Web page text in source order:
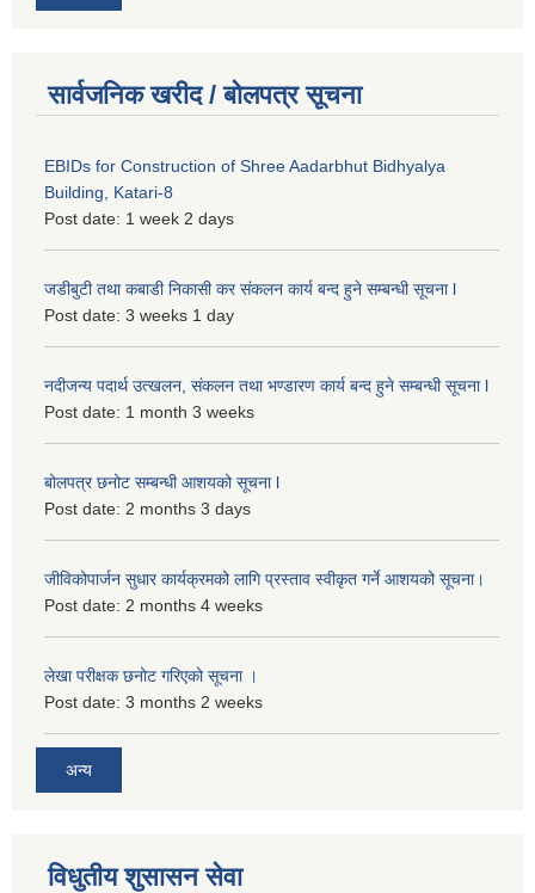
सार्वजनिक खरीद / बोलपत्र सूचना
EBIDs for Construction of Shree Aadarbhut Bidhyalya
Building, Katari-8
Post date: 1 week 2 days
जडीबुटी तथा कबाडी निकासी कर संकलन कार्य बन्द हुने सम्बन्धी सूचना l
Post date: 3 weeks 1 day
नदीजन्य पदार्थ उत्खलन, संकलन तथा भण्डारण कार्य बन्द हुने सम्बन्धी सूचना l
Post date: 1 month 3 weeks
बोलपत्र छनोट सम्बन्धी आशयको सूचना l
Post date: 2 months 3 days
जीविकोपार्जन सुधार कार्यक्रमको लागि प्रस्ताव स्वीकृत गर्ने आशयको सूचना।
Post date: 2 months 4 weeks
लेखा परीक्षक छनोट गरिएको सूचना ।
Post date: 3 months 2 weeks
अन्य
विधुतीय शुसासन सेवा